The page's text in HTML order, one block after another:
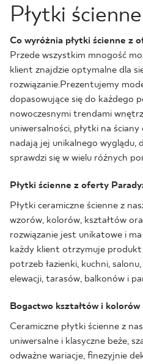
Płytki ścienne
Co wyróżnia płytki ścienne z
Przede wszystkim mnogość
klient znajdzie optymalne dla
rozwiązanie.Prezentujemy
dopasowujące się do każdego
nowoczesnymi trendami
uniwersalności, płytki na
nadają jej unikalnego wyglądu,
sprawdzi się w wielu różnych
Płytki ścienne z oferty
Płytki ceramiczne ścienne z
wzorów, kolorów, kształtów
rozwiązanie jest unikatowe i
każdy klient otrzymuje
potrzeb łazienki, kuchni,
elewacji, tarasów, balkonów i
Bogactwo kształtów i kolorów
Ceramiczne płytki ścienne z
uniwersalne i klasyczne beże,
odważne wariacje, finezyjnie